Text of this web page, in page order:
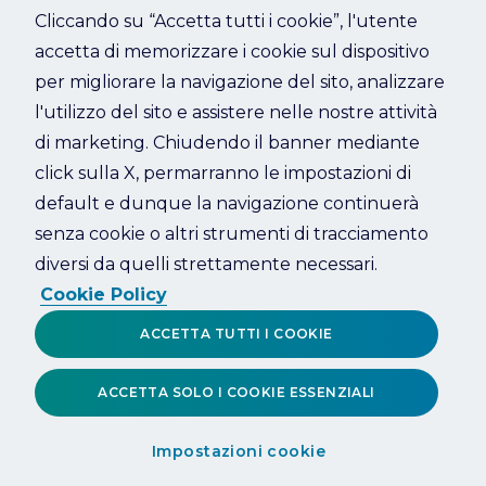
Refresh
Cliccando su “Accetta tutti i cookie”, l'utente
accetta di memorizzare i cookie sul dispositivo
per migliorare la navigazione del sito, analizzare
l'utilizzo del sito e assistere nelle nostre attività
di marketing. Chiudendo il banner mediante
click sulla X, permarranno le impostazioni di
default e dunque la navigazione continuerà
senza cookie o altri strumenti di tracciamento
diversi da quelli strettamente necessari.
Cookie Policy
Impostazioni cookie
ACCETTA SOLO I COOKIE ESSENZIALI
ACCETTA TUTTI I COOKIE